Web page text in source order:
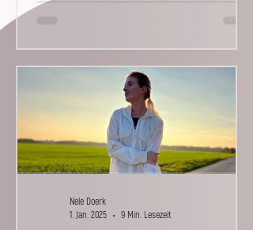
Nele Doerk
1. Jan. 2025
9 Min. Lesezeit